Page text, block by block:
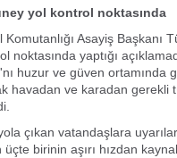
yol kontrol noktasında
Asayiş Başkanı
noktasında yaptığı
huzur ve güven ortamında
havadan ve karadan gerekli
çıkan vatandaşlara
üçte birinin aşırı hızdan